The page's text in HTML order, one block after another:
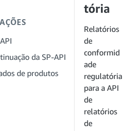
de
aplicativo
chamada
de trabalho
no Portal do
para sua empresa
identidade
de serviços
funções no
da SP-API
de produtos
tória
Relatórios
de
conformid
ade
regulatória
para a API
de
relatórios
de